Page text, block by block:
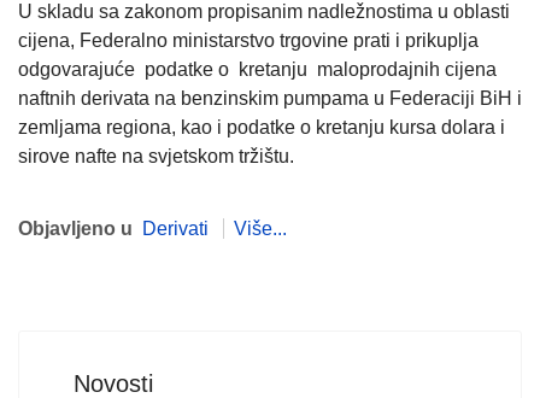
U skladu sa zakonom propisanim nadležnostima u oblasti
cijena, Federalno ministarstvo trgovine prati i prikuplja
odgovarajuće podatke o kretanju maloprodajnih cijena
naftnih derivata na benzinskim pumpama u Federaciji BiH i
zemljama regiona, kao i podatke o kretanju kursa dolara i
sirove nafte na svjetskom tržištu.
Objavljeno u Derivati Više...
Novosti